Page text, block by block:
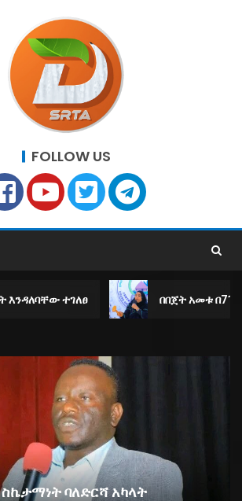
FOLLOW US
በበጀት አመቱ በ71 ሺህ 219 መዛግብት
ባለድርሻ አካላት